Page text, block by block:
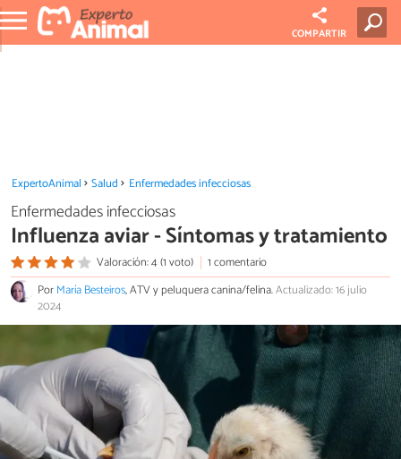
COMPARTIR
ExpertoAnimal Salud Enfermedades infecciosas
Enfermedades infecciosas
Influenza aviar - Síntomas y tratamiento
Valoración: 4 (1 voto)
1 comentario
PorMaría Besteiros, ATV y peluquera canina/felina.Actualizado: 16 julio
2024